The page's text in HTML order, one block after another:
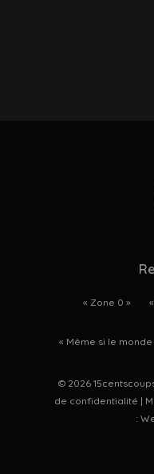
« Zone 0 »
« Même si le
© 2026
de confidentialité |
: